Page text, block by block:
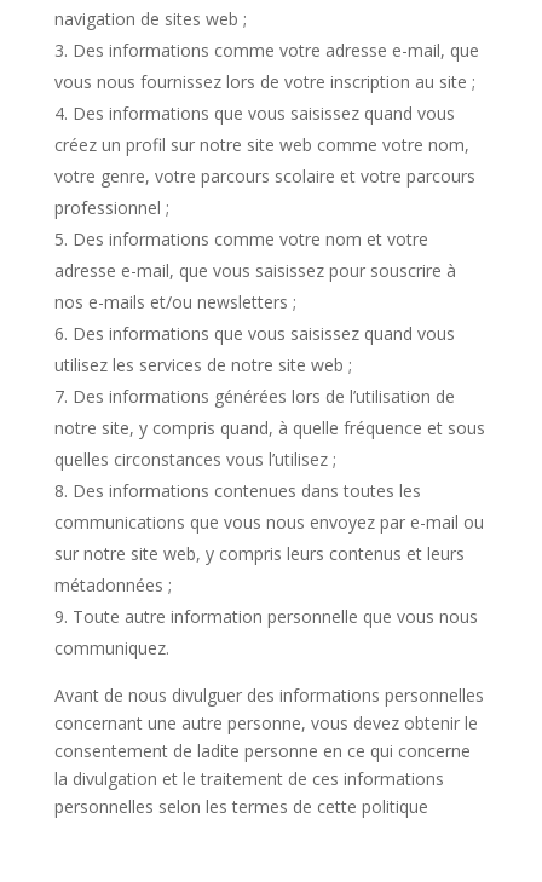
navigation de sites web ;
Des informations comme votre adresse e-mail, que
vous nous fournissez lors de votre inscription au site ;
Des informations que vous saisissez quand vous
créez un profil sur notre site web comme votre nom,
votre genre, votre parcours scolaire et votre parcours
professionnel ;
Des informations comme votre nom et votre
adresse e-mail, que vous saisissez pour souscrire à
nos e-mails et/ou newsletters ;
Des informations que vous saisissez quand vous
utilisez les services de notre site web ;
Des informations générées lors de l’utilisation de
notre site, y compris quand, à quelle fréquence et sous
quelles circonstances vous l’utilisez ;
Des informations contenues dans toutes les
communications que vous nous envoyez par e-mail ou
sur notre site web, y compris leurs contenus et leurs
métadonnées ;
Toute autre information personnelle que vous nous
communiquez.
Avant de nous divulguer des informations personnelles
concernant une autre personne, vous devez obtenir le
consentement de ladite personne en ce qui concerne
la divulgation et le traitement de ces informations
personnelles selon les termes de cette politique